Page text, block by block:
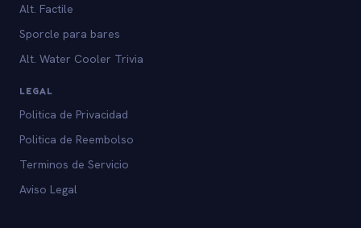
Alt. Factile
Sporcle para bares
Alt. Water Cooler Trivia
LEGAL
Politica de Privacidad
Politica de Reembolso
Terminos de Servicio
Aviso Legal